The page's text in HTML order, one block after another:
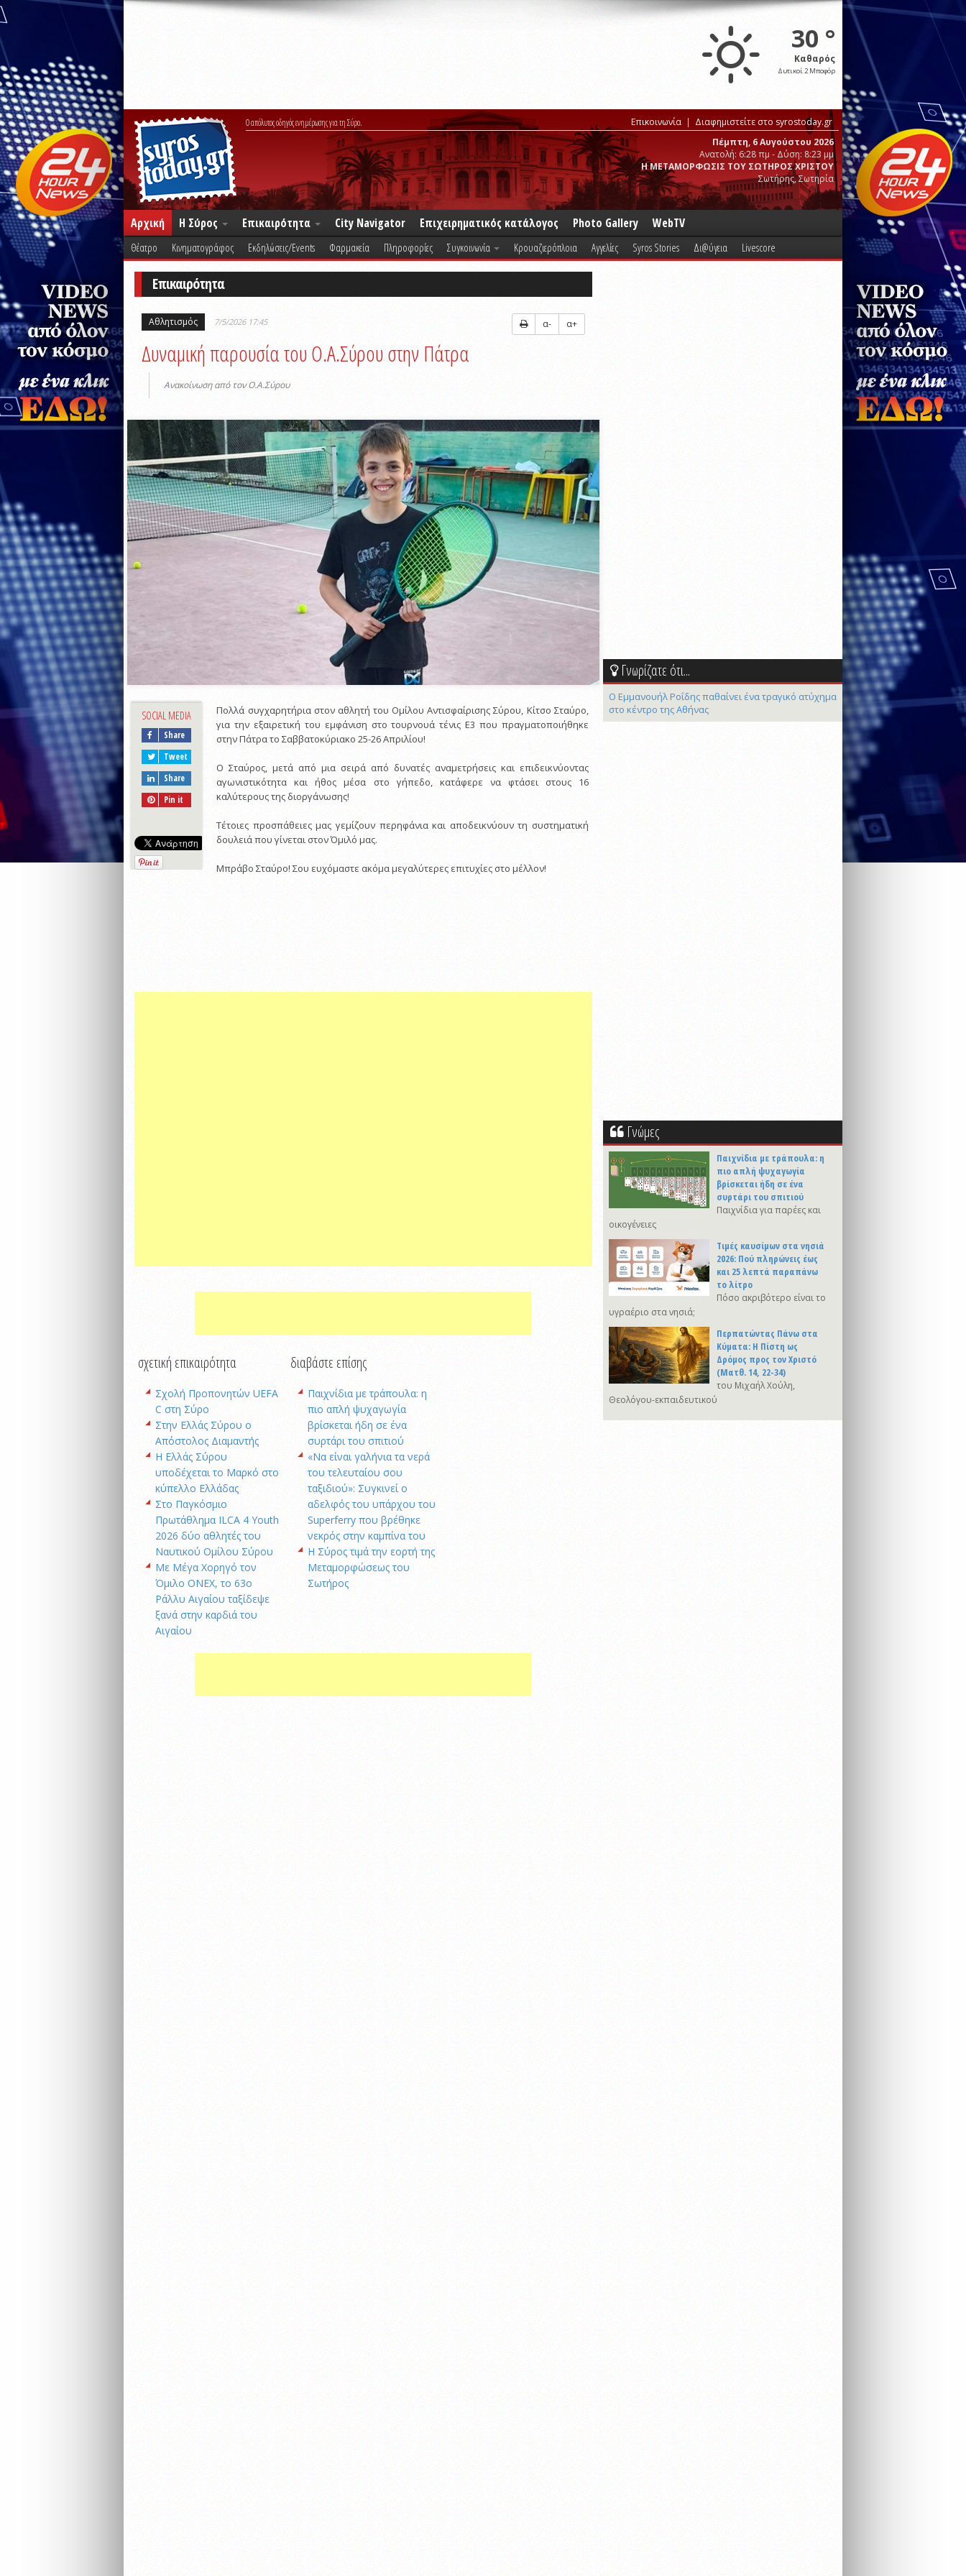
30 °
Καθαρός
Δυτικοί 2 Μποφόρ
Ο απόλυτος οδηγός ενημέρωσης για τη Σύρο. Επικοινωνία
Διαφημιστείτε στο syrostoday.gr
Πέμπτη, 6 Αυγούστου 2026
Ανατολή: 6:28 πμ - Δύση: 8:23 μμ
Η ΜΕΤΑΜΟΡΦΩΣΙΣ ΤΟΥ ΣΩΤΗΡΟΣ ΧΡΙΣΤΟΥ
Σωτήρης, Σωτηρία
Αρχική Η Σύρος Επικαιρότητα City Navigator Επιχειρηματικός κατάλογος Photo Gallery WebTV
Θέατρο Κινηματογράφος Εκδηλώσεις/Events Φαρμακεία Πληροφορίες Συγκοινωνία Κρουαζιερόπλοια Αγγελίες Syros Stories Δι@ύγεια Livescore
Επικαιρότητα
Αθλητισμός 7/5/2026 17:45 α- α+
Δυναμική παρουσία του Ο.Α.Σύρου στην Πάτρα
Ανακοίνωση από τον Ο.Α.Σύρου
SOCIAL MEDIA
Share
Tweet
Share
Pin it
Πολλά συγχαρητήρια στον αθλητή του Ομίλου Αντισφαίρισης Σύρου, Κίτσο Σταύρο,
για την εξαιρετική του εμφάνιση στο τουρνουά τένις Ε3 που πραγματοποιήθηκε
στην Πάτρα το Σαββατοκύριακο 25-26 Απριλίου!
Ο Σταύρος, μετά από μια σειρά από δυνατές αναμετρήσεις και επιδεικνύοντας
αγωνιστικότητα και ήθος μέσα στο γήπεδο, κατάφερε να φτάσει στους 16
καλύτερους της διοργάνωσης!
Τέτοιες προσπάθειες μας γεμίζουν περηφάνια και αποδεικνύουν τη συστηματική
δουλειά που γίνεται στον Όμιλό μας.
Μπράβο Σταύρο! Σου ευχόμαστε ακόμα μεγαλύτερες επιτυχίες στο μέλλον!
σχετική επικαιρότητα
Σχολή Προπονητών UEFA
C στη Σύρο
Στην Ελλάς Σύρου ο
Απόστολος Διαμαντής
Η Ελλάς Σύρου
υποδέχεται το Μαρκό στο
κύπελλο Ελλάδας
Στο Παγκόσμιο
Πρωτάθλημα ILCA 4 Youth
2026 δύο αθλητές του
Ναυτικού Ομίλου Σύρου
Με Μέγα Χορηγό τον
Όμιλο ONEX, το 63ο
Ράλλυ Αιγαίου ταξίδεψε
ξανά στην καρδιά του
Αιγαίου
διαβάστε επίσης
Παιχνίδια με τράπουλα: η
πιο απλή ψυχαγωγία
βρίσκεται ήδη σε ένα
συρτάρι του σπιτιού
«Να είναι γαλήνια τα νερά
του τελευταίου σου
ταξιδιού»: Συγκινεί ο
αδελφός του υπάρχου του
Superferry που βρέθηκε
νεκρός στην καμπίνα του
Η Σύρος τιμά την εορτή της
Μεταμορφώσεως του
Σωτήρος
Γνωρίζατε ότι...
Ο Εμμανουήλ Ροΐδης παθαίνει ένα τραγικό ατύχημα
στο κέντρο της Αθήνας
Γνώμες
Παιχνίδια με τράπουλα: η
πιο απλή ψυχαγωγία
βρίσκεται ήδη σε ένα
συρτάρι του σπιτιού
Παιχνίδια για παρέες και
οικογένειες
Τιμές καυσίμων στα νησιά
2026: Πού πληρώνεις έως
και 25 λεπτά παραπάνω
το λίτρο
Πόσο ακριβότερο είναι το
υγραέριο στα νησιά;
Περπατώντας Πάνω στα
Κύματα: Η Πίστη ως
Δρόμος προς τον Χριστό
(Ματθ. 14, 22-34)
του Μιχαήλ Χούλη,
Θεολόγου-εκπαιδευτικού